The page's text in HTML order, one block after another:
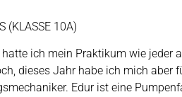
(KLASSE 10A)
ich mein Praktikum wie jeder
dieses Jahr habe ich mich aber
Edur ist eine